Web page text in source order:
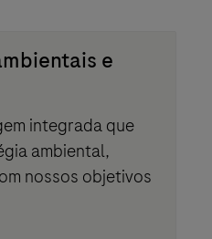
e
integrada que
ambiental,
nossos objetivos